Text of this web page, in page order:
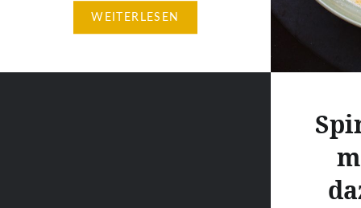
Ich brauche eher viele Gemüse,
möchte meine Gerichte aus
WEITERLESEN